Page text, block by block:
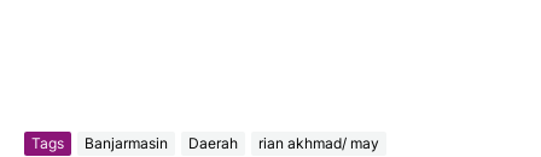
Tags Banjarmasin Daerah rian akhmad/ may